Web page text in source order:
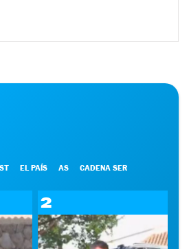
EL PAÍS AS CADENA SER
2